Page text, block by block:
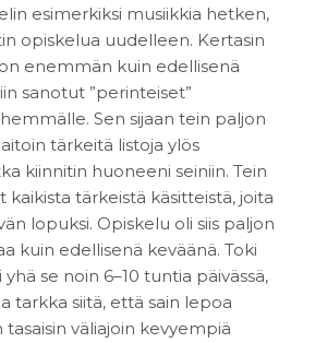
esimerkiksi musiikkia hetken,
opiskelua uudelleen. Kertasin
enemmän kuin edellisenä
sanotut ”perinteiset”
Sen sijaan tein paljon
tärkeitä listoja ylös
kiinnitin huoneeni seiniin. Tein
kaikista tärkeistä käsitteistä, joita
lopuksi. Opiskelu oli siis paljon
kuin edellisenä keväänä. Toki
se noin 6–10 tuntia päivässä,
tarkka siitä, että sain lepoa
väliajoin kevyempiä